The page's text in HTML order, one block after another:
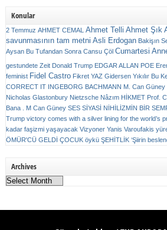
Konular
2 Temmuz AHMET CEMAL Ahmet Telli Ahmet Şık
savunmasının tam metni Asli Erdogan Bakişın
Aysan Bu Tufandan Sonra Cansu Çöl Cumartesi
gestundete Zeit Donald Trump EDGAR ALLAN POE
feminist Fidel Castro Fikret YAZ Gidersen Yıkılır Bu
CORRECT IT INGEBORG BACHMANN M. Can Güney
Nicholas Glastonbury Nietzsche Nâzım HİKMET Prof.
Bana . M Can Güney SES SİYASİ NİHİLİZMİN BİR
Trump victory comes with a silver lining for the world’s
kadar faşizmi yaşayacak Vizyoner Yanis Varoufakis
ÖMÜR'CÜ GELDİ ÇOCUK öykü ŞEHİTLİK ‘Şiirin
Archives
Archives